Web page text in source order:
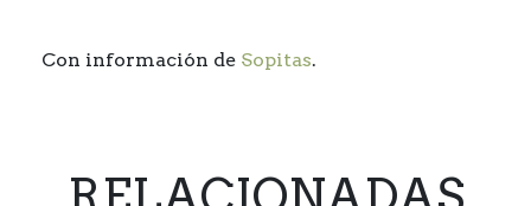
Con información de Sopitas.